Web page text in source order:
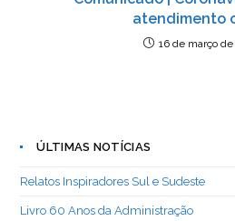
atendimento
16 de março
ÚLTIMAS NOTÍCIAS
Relatos Inspiradores Sul e Sudeste
Livro 60 Anos da Administração